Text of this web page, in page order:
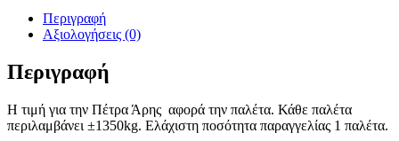
Περιγραφή
Αξιολογήσεις (0)
Περιγραφή
Η τιμή για την Πέτρα Άρης αφορά την παλέτα. Κάθε παλέτα
περιλαμβάνει ±1350kg. Ελάχιστη ποσότητα παραγγελίας 1 παλέτα.